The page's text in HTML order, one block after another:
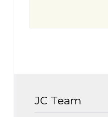
JC Team